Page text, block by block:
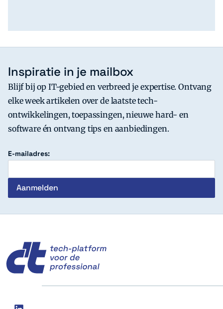
Inspiratie in je mailbox
Blijf bij op IT-gebied en verbreed je expertise. Ontvang
elke week artikelen over de laatste tech-
ontwikkelingen, toepassingen, nieuwe hard- en
software én ontvang tips en aanbiedingen.
E-mailadres:
Social